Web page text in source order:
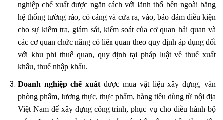
nghiệp chế xuất được ngăn cách với lãnh thổ bên ngoài bằng
hệ thống tường rào, có cảng và cửa ra, vào, bảo đảm điều kiện
cho sự kiểm tra, giám sát, kiểm soát của cơ quan hải quan và
các cơ quan chức năng có liên quan theo quy định áp dụng đối
với khu phi thuế quan, quy định tại pháp luật về thuế xuất
khẩu, thuế nhập khẩu.
Doanh nghiệp chế xuất được mua vật liệu xây dựng, văn
phòng phẩm, lương thực, thực phẩm, hàng tiêu dùng từ nội địa
Việt Nam để xây dựng công trình, phục vụ cho điều hành bộ